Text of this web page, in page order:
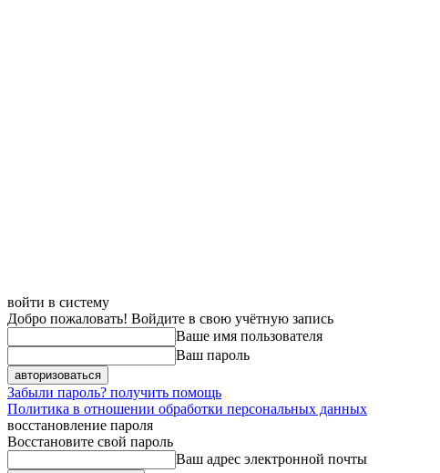
войти в систему
Добро пожаловать! Войдите в свою учётную запись
Ваше имя пользователя
Ваш пароль
Забыли пароль? получить помощь
Политика в отношении обработки персональных данных
восстановление пароля
Восстановите свой пароль
Ваш адрес электронной почты